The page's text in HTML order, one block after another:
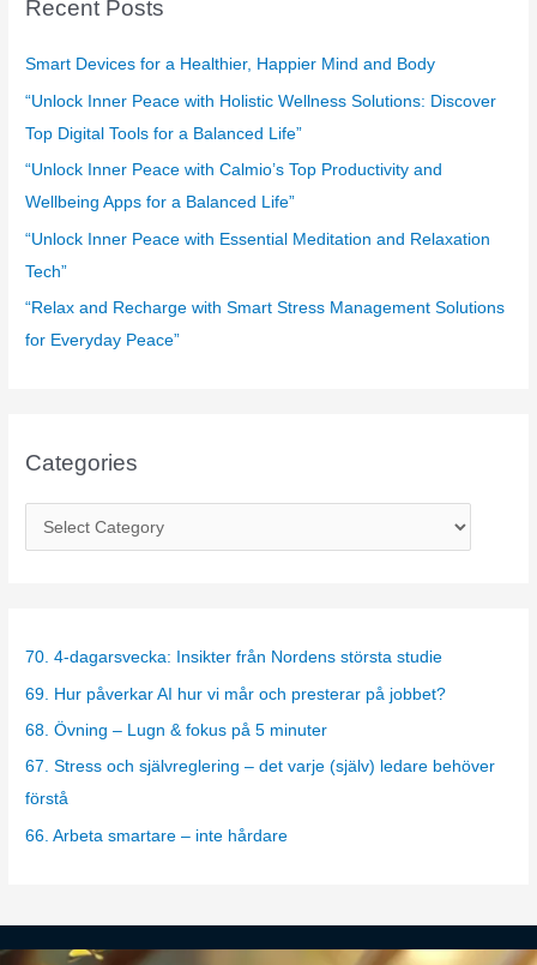
f
o
r
:
Recent Posts
Smart Devices for a Healthier, Happier Mind and Body
“Unlock Inner Peace with Holistic Wellness Solutions: Discover
Top Digital Tools for a Balanced Life”
“Unlock Inner Peace with Calmio’s Top Productivity and
Wellbeing Apps for a Balanced Life”
“Unlock Inner Peace with Essential Meditation and Relaxation
Tech”
“Relax and Recharge with Smart Stress Management Solutions
for Everyday Peace”
Categories
a
g
e
s
70. 4-dagarsvecka: Insikter från Nordens största studie
69. Hur påverkar AI hur vi mår och presterar på jobbet?
68. Övning – Lugn & fokus på 5 minuter
67. Stress och självreglering – det varje (själv) ledare behöver
förstå
66. Arbeta smartare – inte hårdare